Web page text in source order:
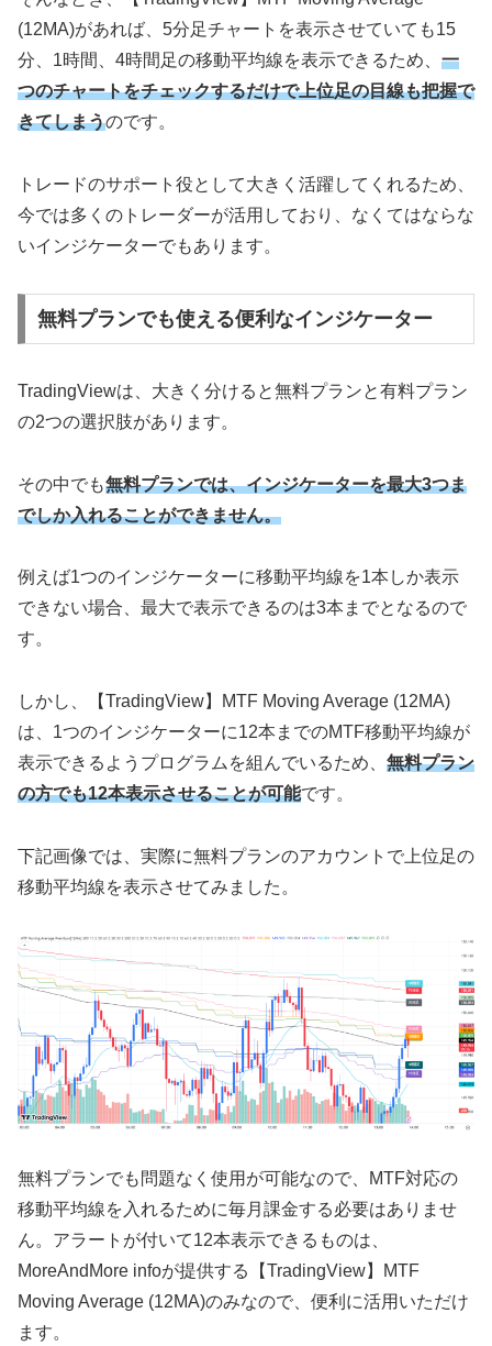
(12MA)があれば、5分足チャートを表示させていても15
分、1時間、4時間足の移動平均線を表示できるため、 一
つのチャートをチェックするだけで上位足の目線も把握で
きてしまうのです。
トレードのサポート役として大きく活躍してくれるため、
今では多くのトレーダーが活用しており、なくてはならな
いインジケーターでもあります。
無料プランでも使える便利なインジケーター
TradingViewは、大きく分けると無料プランと有料プラン
の2つの選択肢があります。
その中でも無料プランでは、インジケーターを最大3つま
でしか入れることができません。
例えば1つのインジケーターに移動平均線を1本しか表示
できない場合、最大で表示できるのは3本までとなるので
す。
しかし、【TradingView】
MTF Moving Average (12MA)
は、 1つのインジケーターに12本までのMTF移動平均線が
表示できるようプログラムを組んでいるため、 無料プラン
の方でも12本表示させることが可能です。
下記画像では、実際に無料プランのアカウントで上位足の
移動平均線を表示させてみました。
無料プランでも問題なく使用が可能なので、MTF対応の
移動平均線を入れるために毎月課金する必要はありませ
ん。アラートが付いて12本表示できるものは、
MoreAndMore infoが提供する【TradingView】
MTF
Moving Average (12MA)のみなので、便利に活用いただけ
ます。